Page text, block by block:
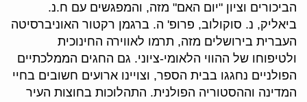
הביכורים וציון "יום האם" מזה, והמפגשים עם ח.נ.
ביאליק, נ. סוקולוב, פרופ' ה. ברגמן רקטור האוניברסיטה
העברית בירושלים מזה, תרמו לאווירה החינוכית
ולטיפוחו של ההווי הלאומי-ציוני. גם החגים הממלכתיים
הפולניים נחגגו בבית הספר, וצויינו ארועים חשובים בחיי
המדינה וההסטוריה הפולנית. התהלוכות בחוצות העיר